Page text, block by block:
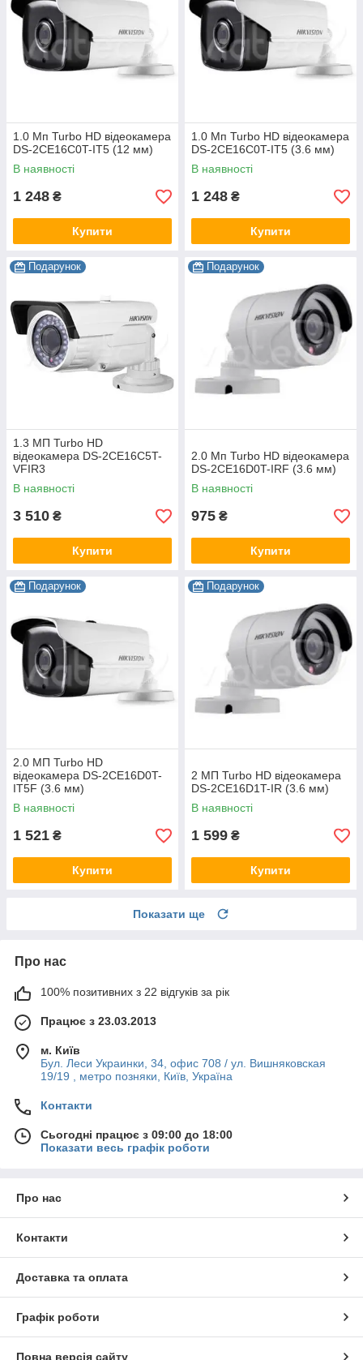
1.0 Мп Turbo HD відеокамера
DS-2CE16C0T-IT5 (12 мм)
В наявності
1 248 ₴
Купити
1.0 Мп Turbo HD відеокамера
DS-2CE16C0T-IT5 (3.6 мм)
В наявності
1 248 ₴
Купити
Подарунок
1.3 МП Turbo HD
відеокамера DS-2CE16C5T-
VFIR3
В наявності
3 510 ₴
Купити
Подарунок
2.0 Мп Turbo HD відеокамера
DS-2CE16D0T-IRF (3.6 мм)
В наявності
975 ₴
Купити
Подарунок
2.0 МП Turbo HD
відеокамера DS-2CE16D0T-
IT5F (3.6 мм)
В наявності
1 521 ₴
Купити
Подарунок
2 МП Turbo HD відеокамера
DS-2CE16D1T-IR (3.6 мм)
В наявності
1 599 ₴
Купити
Показати ще
Про нас
100% позитивних з 22 відгуків за рік
Працює з 23.03.2013
м. Київ
Бул. Леси Украинки, 34, офис 708 / ул. Вишняковская
19/19 , метро позняки, Київ, Україна
Контакти
Сьогодні працює з 09:00 до 18:00
Показати весь графік роботи
Про нас
Контакти
Доставка та оплата
Графік роботи
Повна версія сайту